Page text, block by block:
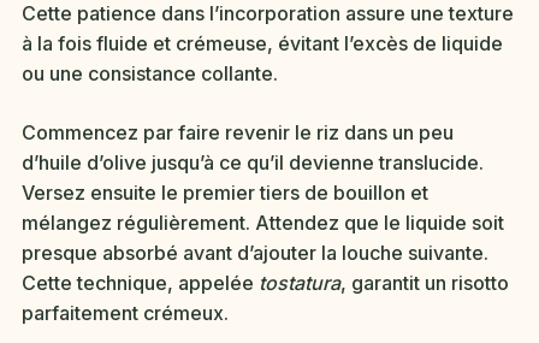
Cette patience dans l’incorporation assure une texture
à la fois fluide et crémeuse, évitant l’excès de liquide
ou une consistance collante.
Commencez par faire revenir le riz dans un peu
d’huile d’olive jusqu’à ce qu’il devienne translucide.
Versez ensuite le premier tiers de bouillon et
mélangez régulièrement. Attendez que le liquide soit
presque absorbé avant d’ajouter la louche suivante.
Cette technique, appelée tostatura, garantit un risotto
parfaitement crémeux.